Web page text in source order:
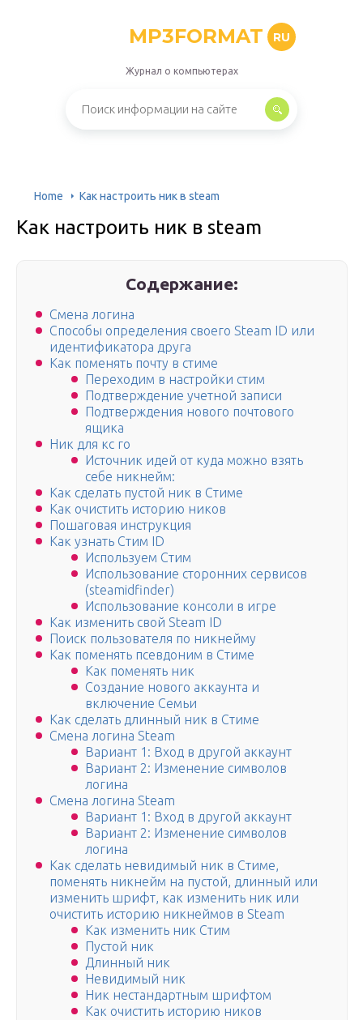
MP3FORMAT RU
Журнал о компьютерах
Home Как настроить ник в steam
Как настроить ник в steam
Содержание:
Смена логина
Способы определения своего Steam ID или
идентификатора друга
Как поменять почту в стиме
Переходим в настройки стим
Подтверждение учетной записи
Подтверждения нового почтового
ящика
Ник для кс го
Источник идей от куда можно взять
себе никнейм:
Как сделать пустой ник в Стиме
Как очистить историю ников
Пошаговая инструкция
Как узнать Стим ID
Используем Стим
Использование сторонних сервисов
(steamidfinder)
Использование консоли в игре
Как изменить свой Steam ID
Поиск пользователя по никнейму
Как поменять псевдоним в Стиме
Как поменять ник
Создание нового аккаунта и
включение Семьи
Как сделать длинный ник в Стиме
Смена логина Steam
Вариант 1: Вход в другой аккаунт
Вариант 2: Изменение символов
логина
Смена логина Steam
Вариант 1: Вход в другой аккаунт
Вариант 2: Изменение символов
логина
Как сделать невидимый ник в Стиме,
поменять никнейм на пустой, длинный или
изменить шрифт, как изменить ник или
очистить историю никнеймов в Steam
Как изменить ник Стим
Пустой ник
Длинный ник
Невидимый ник
Ник нестандартным шрифтом
Как очистить историю ников